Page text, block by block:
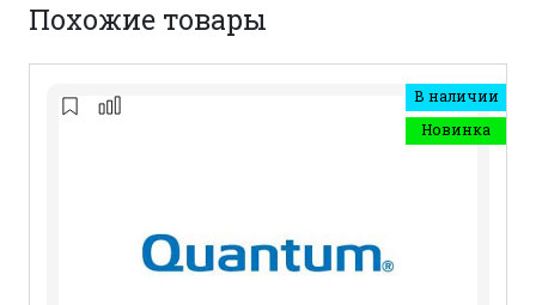
Похожие товары
В наличии
Новинка